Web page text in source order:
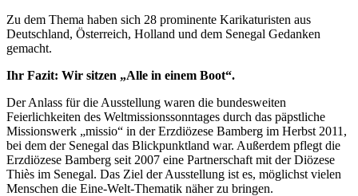
Zu dem Thema haben sich 28 prominente Karikaturisten aus
Deutschland, Österreich, Holland und dem Senegal Gedanken
gemacht.
Ihr Fazit: Wir sitzen „Alle in einem Boot“.
Der Anlass für die Ausstellung waren die bundesweiten
Feierlichkeiten des Weltmissionssonntages durch das päpstliche
Missionswerk „missio“ in der Erzdiözese Bamberg im Herbst 2011,
bei dem der Senegal das Blickpunktland war. Außerdem pflegt die
Erzdiözese Bamberg seit 2007 eine Partnerschaft mit der Diözese
Thiès im Senegal. Das Ziel der Ausstellung ist es, möglichst vielen
Menschen die Eine-Welt-Thematik näher zu bringen.